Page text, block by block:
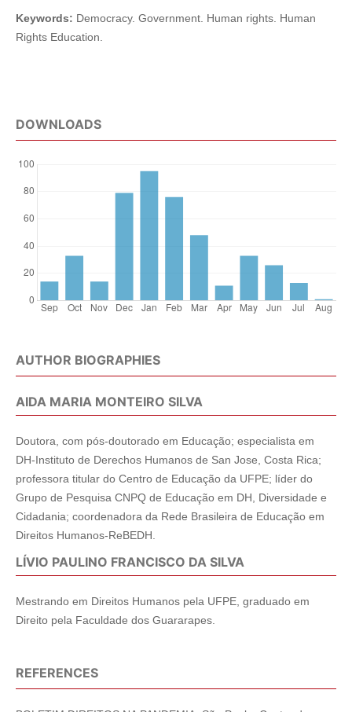
Keywords: Democracy. Government. Human rights. Human
Rights Education.
DOWNLOADS
AUTHOR BIOGRAPHIES
AIDA MARIA MONTEIRO SILVA
Doutora, com pós-doutorado em Educação; especialista em
DH-Instituto de Derechos Humanos de San Jose, Costa Rica;
professora titular do Centro de Educação da UFPE; líder do
Grupo de Pesquisa CNPQ de Educação em DH, Diversidade e
Cidadania; coordenadora da Rede Brasileira de Educação em
Direitos Humanos-ReBEDH.
LÍVIO PAULINO FRANCISCO DA SILVA
Mestrando em Direitos Humanos pela UFPE, graduado em
Direito pela Faculdade dos Guararapes.
REFERENCES